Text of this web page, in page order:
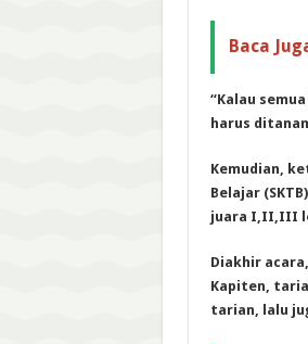
Baca
“Kalau
harus
Kemudian,
Belajar
juara I,II,III
Diakhir
Kapiten,
tarian, lalu